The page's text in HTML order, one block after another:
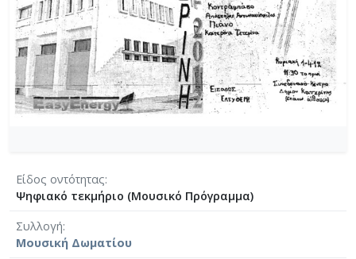
Είδος οντότητας
Ψηφιακό τεκμήριο (Μουσικό Πρόγραμμα)
Συλλογή
Μουσική Δωματίου